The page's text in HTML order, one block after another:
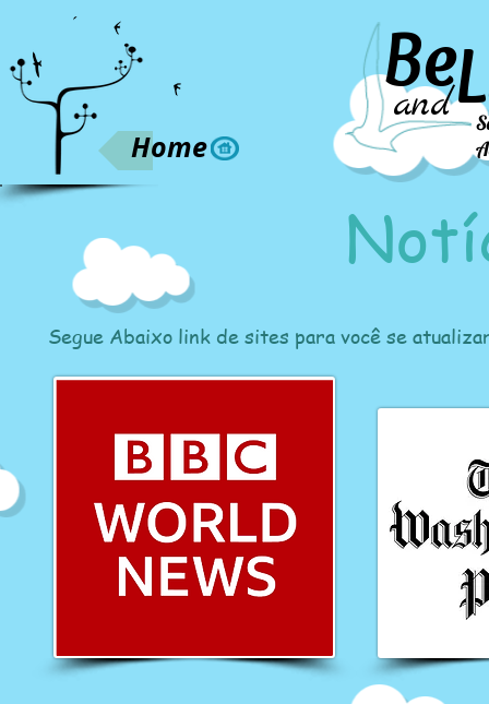
Home
and
Be
Segue Abaixo link de sites para você se